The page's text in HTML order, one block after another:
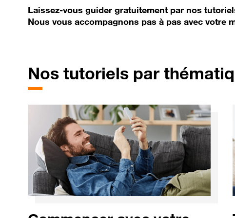
Laissez-vous guider gratuitement par nos
Nous vous accompagnons pas à pas avec votre
Nos tutoriels par